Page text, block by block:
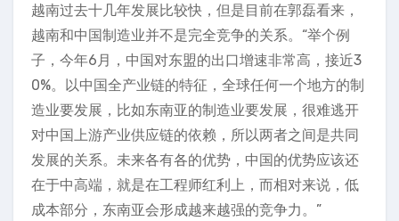
越南过去十几年发展比较快，但是目前在郭磊看来，
越南和中国制造业并不是完全竞争的关系。“举个例
子，今年6月，中国对东盟的出口增速非常高，接近3
0%。以中国全产业链的特征，全球任何一个地方的制
造业要发展，比如东南亚的制造业要发展，很难逃开
对中国上游产业供应链的依赖，所以两者之间是共同
发展的关系。未来各有各的优势，中国的优势应该还
在于中高端，就是在工程师红利上，而相对来说，低
成本部分，东南亚会形成越来越强的竞争力。”